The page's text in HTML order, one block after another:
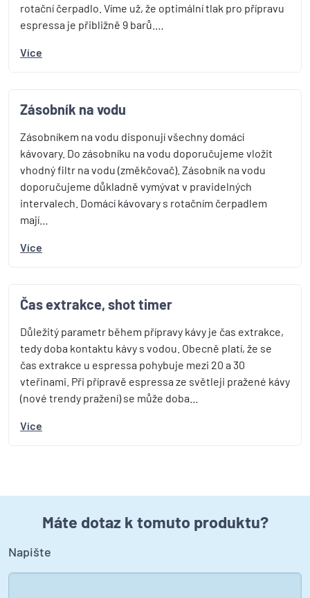
rotační čerpadlo. Víme už, že optimální tlak pro přípravu
espressa je přibližně 9 barů.…
Více
Zásobník na vodu
Zásobníkem na vodu disponují všechny domácí
kávovary. Do zásobníku na vodu doporučujeme vložit
vhodný filtr na vodu (změkčovač). Zásobník na vodu
doporučujeme důkladně vymývat v pravidelných
intervalech. Domácí kávovary s rotačním čerpadlem
mají…
Více
Čas extrakce, shot timer
Důležitý parametr během přípravy kávy je čas extrakce,
tedy doba kontaktu kávy s vodou. Obecně platí, že se
čas extrakce u espressa pohybuje mezi 20 a 30
vteřinami. Při přípravě espressa ze světleji pražené kávy
(nové trendy pražení) se může doba…
Více
Máte dotaz k tomuto produktu?
Napište